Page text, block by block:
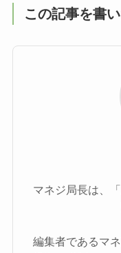
この記事を書
マネジ局長は、
編集者であるマ